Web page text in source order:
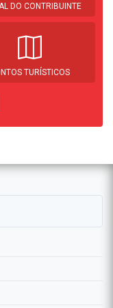
DO CONTRIBUINTE
TURÍSTICOS